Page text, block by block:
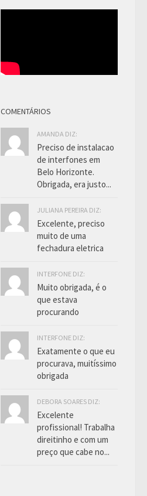
COMENTÁRIOS
AMANDA DIZ:
Preciso de instalacao
de interfones em
Belo Horizonte.
Obrigada, era justo...
JULIANA PEREIRA DIZ:
Excelente, preciso
muito de uma
fechadura eletrica
INTERFONE DIZ:
Muito obrigada, é o
que estava
procurando
INTERFONE DIZ:
Exatamente o que eu
procurava, muitíssimo
obrigada
DEBORA SOARES DIZ:
Excelente
profissional! Trabalha
direitinho e com um
preço que cabe no...